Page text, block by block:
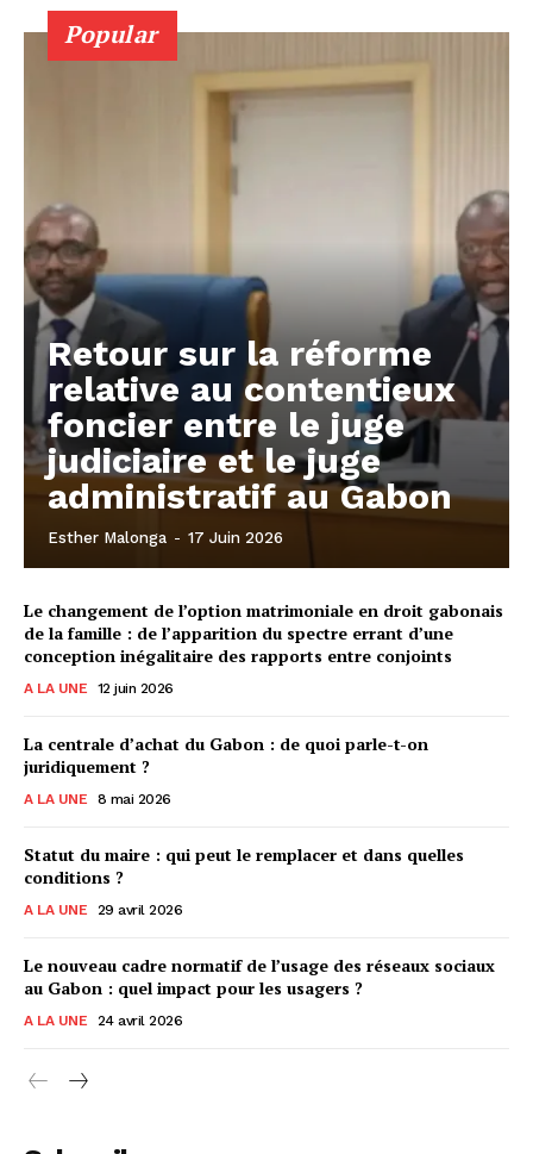
Popular
Retour sur la réforme
relative au contentieux
foncier entre le juge
judiciaire et le juge
administratif au Gabon
Esther Malonga - 17 Juin 2026
Le changement de l’option matrimoniale en droit gabonais
de la famille : de l’apparition du spectre errant d’une
conception inégalitaire des rapports entre conjoints
A LA UNE 12 juin 2026
La centrale d’achat du Gabon : de quoi parle-t-on
juridiquement ?
A LA UNE 8 mai 2026
Statut du maire : qui peut le remplacer et dans quelles
conditions ?
A LA UNE 29 avril 2026
Le nouveau cadre normatif de l’usage des réseaux sociaux
au Gabon : quel impact pour les usagers ?
A LA UNE 24 avril 2026